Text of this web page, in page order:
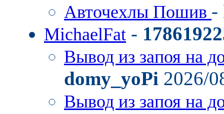
Авточехлы Пошив -
MichaelFat -
Вывод из запоя на
domy_yoPi 2026/
Вывод из запоя на